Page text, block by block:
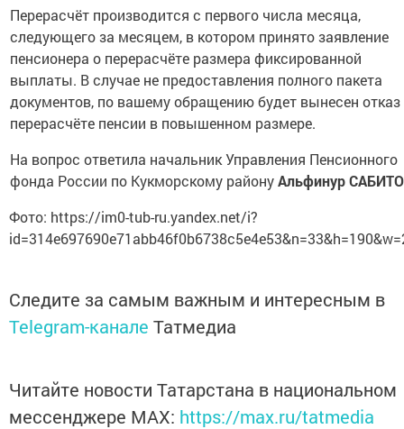
Перерасчёт производится с первого числа месяца,
следующего за месяцем, в котором принято заявление
пенсионера о перерасчёте размера фиксированной
выплаты. В случае не предоставления полного пакета
документов, по вашему обращению будет вынесен отказ
перерасчёте пенсии в повышенном размере.
На вопрос ответила начальник Управления Пенсионного
фонда России по Кукморскому районуАльфинур
Фото: https://im0-tub-ru.yandex.net/i?
Следите за самым важным и интересным в
Telegram-канале Татмедиа
Читайте новости Татарстана в национальном
мессенджере MАХ: https://max.ru/tatmedia